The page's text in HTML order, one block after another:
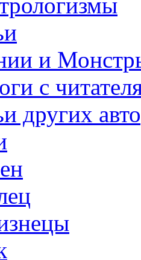
и
с
других